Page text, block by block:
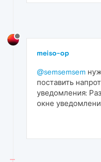
meiso-op
@semsemsem
поставить
уведомления:
окне